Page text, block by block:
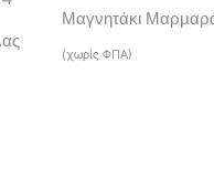
Μαγνητάκι
(χωρίς ΦΠΑ)